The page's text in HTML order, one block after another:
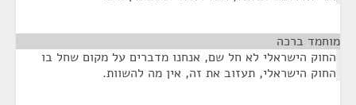
מוחמד ברכה
החוק הישראלי לא חל שם, אנחנו מדברים על מקום שחל בו
החוק הישראלי, תעזוב את זה, אין מה להשוות.